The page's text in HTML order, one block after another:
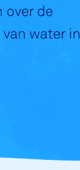
over de
water in